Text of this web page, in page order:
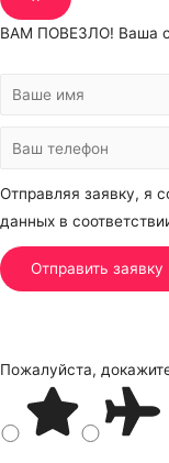
ВАМ ПОВЕЗЛО! Ваша
Отправляя заявку, я
данных в
Пожалуйста,